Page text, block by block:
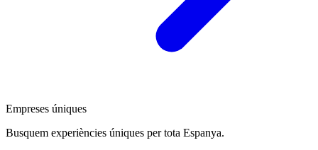
Empreses úniques
Busquem experiències úniques per tota Espanya.